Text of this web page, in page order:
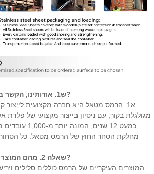
ש1. אודותינו, הקשר בין מפעל, יצרן או סוחר?
א1. הרמס מטאל היא חברה מקצועית
מגולגלת בקור, עם ניסיון בייצור מקצועי של
כמעט 12 שנים,
מחלקת הסחר החוץ של הרמס מטאל. כל
שאלה 2. מהם המוצרים העיקריים של הרמס?